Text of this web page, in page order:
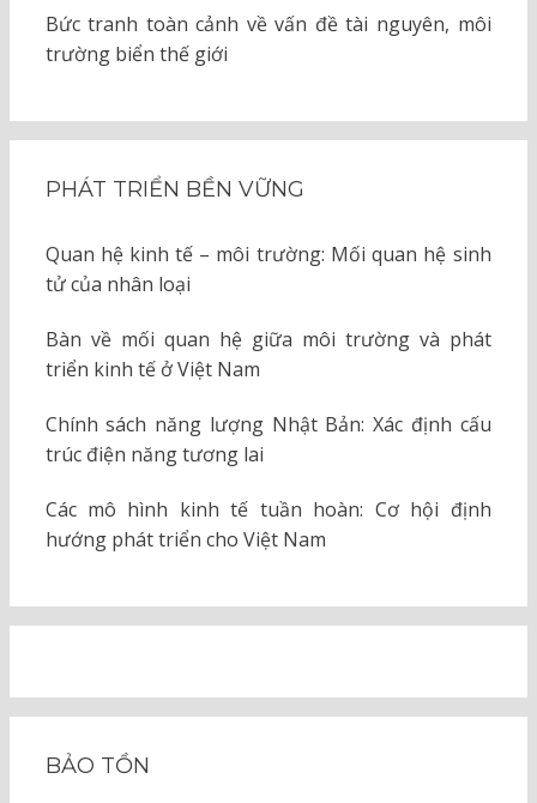
Bức tranh toàn cảnh về vấn đề tài nguyên, môi
trường biển thế giới
PHÁT TRIỂN BỀN VỮNG
Quan hệ kinh tế – môi trường: Mối quan hệ sinh
tử của nhân loại
Bàn về mối quan hệ giữa môi trường và phát
triển kinh tế ở Việt Nam
Chính sách năng lượng Nhật Bản: Xác định cấu
trúc điện năng tương lai
Các mô hình kinh tế tuần hoàn: Cơ hội định
hướng phát triển cho Việt Nam
BẢO TỒN